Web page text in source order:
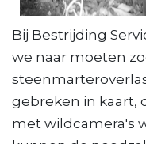
Bij Bestrijding
we naar moeten
gebreken in kaart,
met wildcamera's